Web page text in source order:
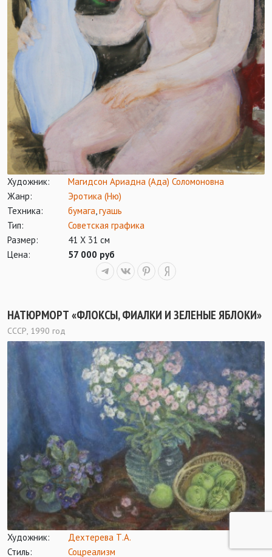
Художник:
Магидсон Ариадна (Ада) Соломоновна
Жанр:
Эротика (Ню)
Техника:
бумага,гуашь
Тип:
Советская графика
Размер:
41 Х 31 см
Цена:
57 000 руб
НАТЮРМОРТ «ФЛОКСЫ, ФИАЛКИ И ЗЕЛЕНЫЕ ЯБЛОКИ»
СССР, 1990 год
Художник:
Дехтерева Т.А.
Стиль:
Соцреализм